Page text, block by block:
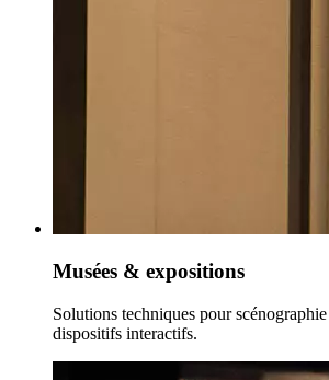
Musées & expositions
Solutions techniques pour
dispositifs interactifs.